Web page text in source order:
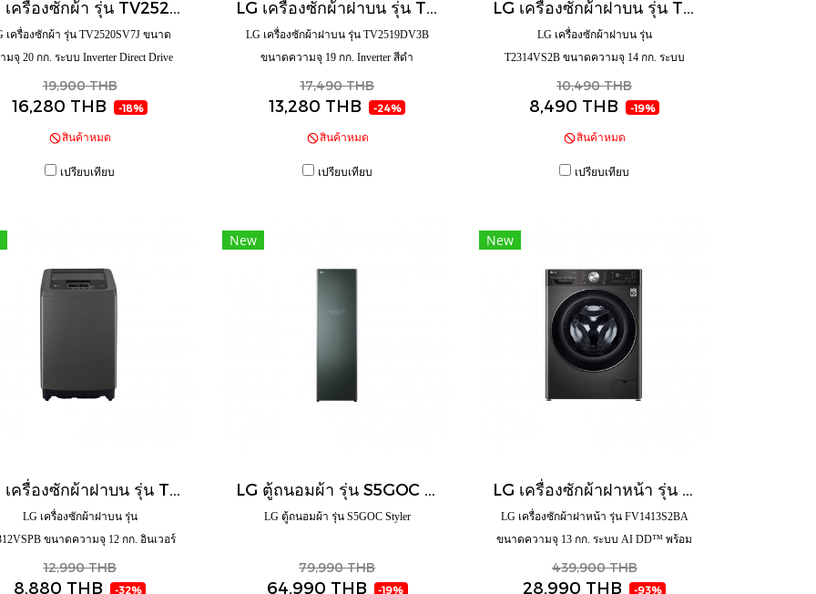
เครื่องซักผ้า รุ่น TV2520SV7J ขนาด
มจุ 20 กก. ระบบ Inverter Direct Drive
พร้อม Smart WI-FI control
19,900 THB
16,280 THB -18%
สินค้าหมด
เปรียบเทียบ
LG เครื่องซักผ้าฝาบน รุ่น TV2519DV3B
ขนาดความจุ 19 กก. Inverter สีดำ
17,490 THB
13,280 THB -24%
สินค้าหมด
เปรียบเทียบ
LG เครื่องซักผ้าฝาบน รุ่น
T2314VS2B ขนาดความจุ 14 กก. ระบบ
Smart Inverter
10,490 THB
8,490 THB -19%
สินค้าหมด
เปรียบเทียบ
LG เครื่องซักผ้าฝาบน รุ่น
ขนาดความจุ 12 กก. อินเวอร์
เตอร์ สีดำ
12,990 THB
8,880 THB -32%
New
LG ตู้ถนอมผ้า รุ่น S5GOC Styler
79,990 THB
64,990 THB -19%
New
LG เครื่องซักผ้าฝาหน้า รุ่น FV1413S2BA
ขนาดความจุ 13 กก. ระบบ AI DD™ พร้อม
Smart WI-FI control ควบคุมสั่งงานผ่านสมา
ร์ทโฟน เครื่องซักผ้า เครื่องซักผ้าฝาหน้า
439,900 THB
28,990 THB -93%